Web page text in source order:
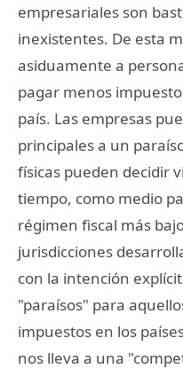
empresariales son
inexistentes. De esta
asiduamente a
pagar menos
país. Las empresas
principales a un
físicas pueden decidir
tiempo, como medio
régimen fiscal más
jurisdicciones
con la intención
"paraísos" para
impuestos en los
nos lleva a una